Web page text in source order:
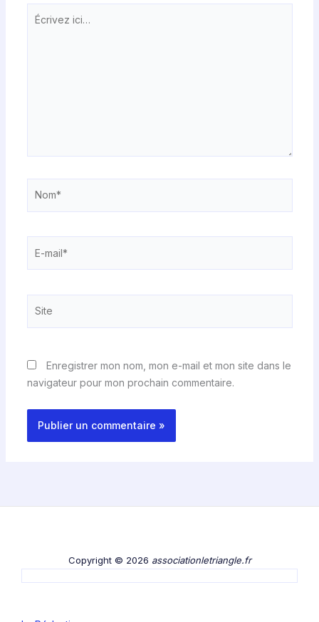
Écrivez
mail*
Enregistrer mon nom, mon e-mail et mon site dans le
navigateur pour mon prochain commentaire.
Copyright © 2026 associationletriangle.fr